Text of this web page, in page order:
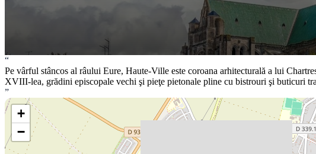
“
Pe vârful stâncos al râului Eure, Haute-Ville este coroana arhitecturală a lui
XVIII-lea, grădini episcopale vechi şi pieţe pietonale pline cu bistrouri şi buticuri
”
+
−